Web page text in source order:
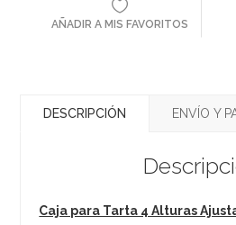
AÑADIR A MIS FAVORITOS
DESCRIPCIÓN ENVÍO Y
Caja para Tarta 4 Alturas